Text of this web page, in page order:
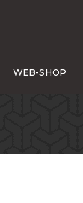
WEB-SHOP